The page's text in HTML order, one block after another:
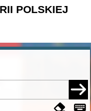
POLSKIEJ